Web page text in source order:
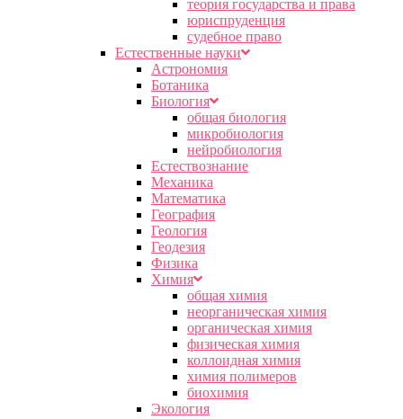
теория государства и права
юриспруденция
судебное право
Естественные науки
Астрономия
Ботаника
Биология
общая биология
микробиология
нейробиология
Естествознание
Механика
Математика
География
Геология
Геодезия
Физика
Химия
общая химия
неорганическая химия
органическая химия
физическая химия
коллоидная химия
химия полимеров
биохимия
Экология